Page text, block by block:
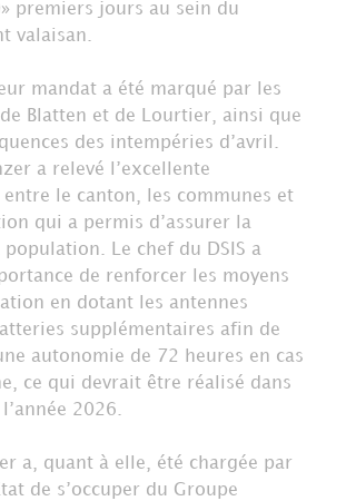
premiers jours au sein du
valaisan.
mandat a été marqué par les
Blatten et de Lourtier, ainsi que
des intempéries d’avril.
a relevé l’excellente
le canton, les communes et
qui a permis d’assurer la
Le chef du DSIS a
de renforcer les moyens
en dotant les antennes
supplémentaires afin de
autonomie de 72 heures en cas
ce qui devrait être réalisé dans
2026.
a, quant à elle, été chargée par
de s’occuper du Groupe